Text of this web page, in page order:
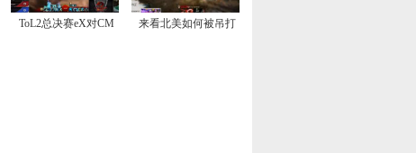
ToL2总决赛eX对CM 来看北美如何被吊打